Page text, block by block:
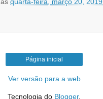
Página inicial
Ver versão para a web
Tecnologia do Blogger.